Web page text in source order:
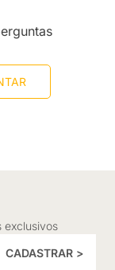
exclusivos
CADASTRAR >